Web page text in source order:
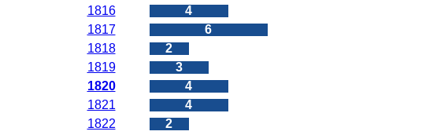
1816
4
1817
6
1818
2
1819
3
1820
4
1821
4
1822
2